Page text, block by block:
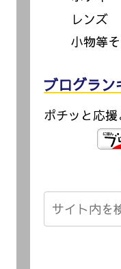
レンズ
小物等
ブログラン
ポチッと応